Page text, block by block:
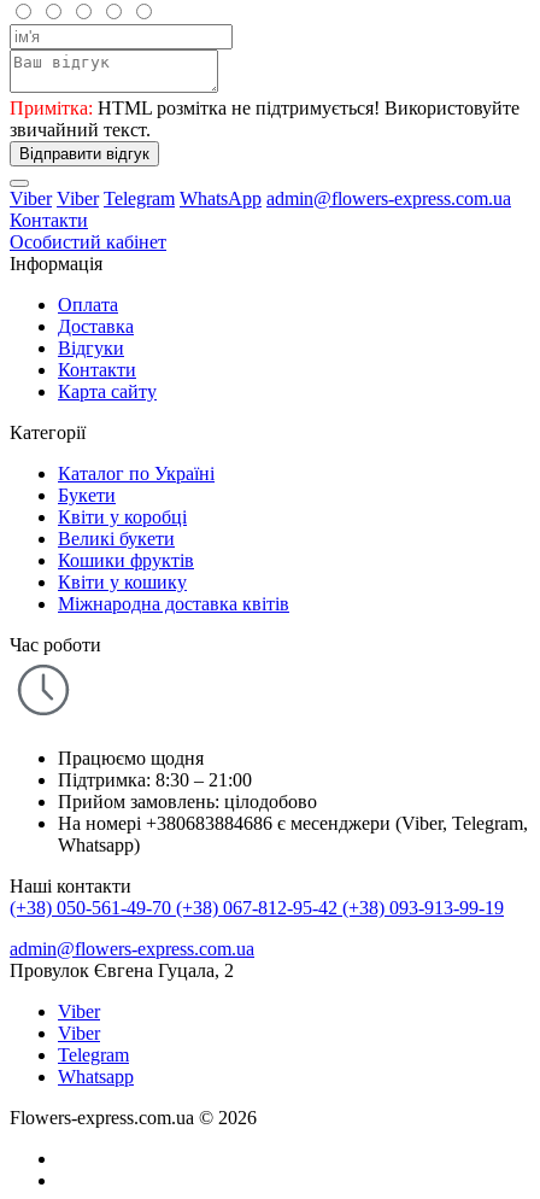
Примітка: HTML розмітка не підтримується! Використовуйте
звичайний текст.
Відправити відгук
Viber Viber Telegram WhatsApp admin@flowers-express.com.ua
Контакти
Особистий кабінет
Інформація
Оплата
Доставка
Відгуки
Контакти
Карта сайту
Категорії
Каталог по Україні
Букети
Квіти у коробці
Великі букети
Кошики фруктів
Квіти у кошику
Міжнародна доставка квітів
Час роботи
Працюємо щодня
Підтримка: 8:30 – 21:00
Прийом замовлень: цілодобово
На номері +380683884686 є месенджери (Viber, Telegram,
Whatsapp)
Наші контакти
(+38) 050-561-49-70 (+38) 067-812-95-42 (+38) 093-913-99-19
admin@flowers-express.com.ua
Провулок Євгена Гуцала, 2
Viber
Viber
Telegram
Whatsapp
Flowers-express.com.ua © 2026